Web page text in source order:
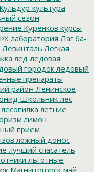
Кульдур культура
сезон
Куренков курсы
лаборатория Лаг ба-
Левинталь Легкая
лед ледовая
городок ледовый
препараты
район Ленинское
Школьник лес
лесопилка летние
лимон
прием
ложный донос
лучший спасатель
льготные
Магнитогорск май